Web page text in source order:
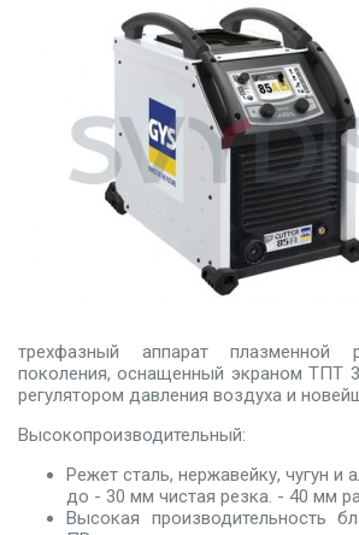
трехфазный аппарат плазменной
поколения, оснащенный экраном ТПТ
регулятором давления воздуха и
Высокопроизводительный:
Режет сталь, нержавейку, чугун
до - 30 мм чистая резка. - 40 мм
Высокая производительность